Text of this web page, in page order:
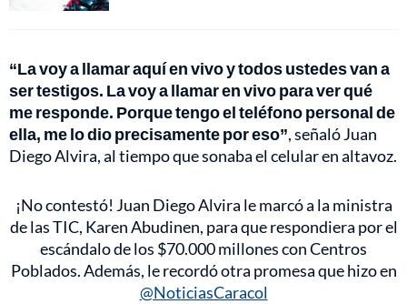
“La voy a llamar aquí en vivo y todos ustedes van a
ser testigos. La voy a llamar en vivo para ver qué
me responde. Porque tengo el teléfono personal de
ella, me lo dio precisamente por eso”, señaló Juan
Diego Alvira, al tiempo que sonaba el celular en altavoz.
¡No contestó! Juan Diego Alvira le marcó a la ministra
de las TIC, Karen Abudinen, para que respondiera por el
escándalo de los $70.000 millones con Centros
Poblados. Además, le recordó otra promesa que hizo en
@NoticiasCaracol